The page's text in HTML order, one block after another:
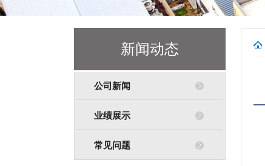
新闻动态
公司新闻
业绩展示
常见问题